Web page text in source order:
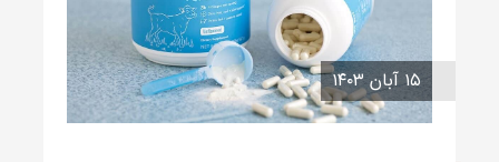
۱۵ آبان ۱۴۰۳